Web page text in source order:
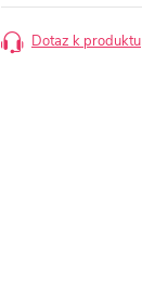
cena:
Dotaz k produktu